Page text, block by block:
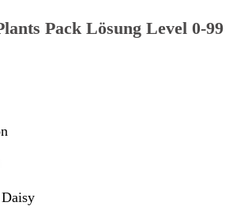
Pack Lösung Level 0-99